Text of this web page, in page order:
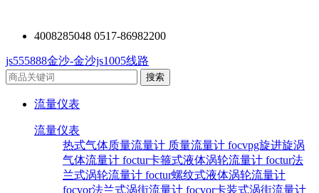
4008285048 0517-86982200
js555888金沙-金沙js1005线路
流量仪表
流量仪表
热式气体质量流量计 质量流量计 focvpg旋进旋涡
气体流量计 foctur卡箍式液体涡轮流量计 foctur法
兰式涡轮流量计 foctur螺纹式液体涡轮流量计
focvor法兰式涡街流量计 focvor卡装式涡街流量计